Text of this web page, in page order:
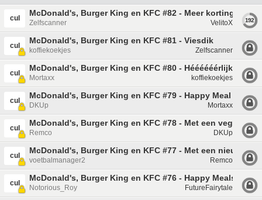
cul
McDonald's, Burger King en KFC #82 - Meer korting a.u.b.
Zelfscanner VelitoX 192
cul
McDonald's, Burger King en KFC #81 - Viesdik
koffiekoekjes Zelfscanner
cul
McDonald's, Burger King en KFC #80 - Héééééérlijk
Mortaxx koffiekoekjes
cul
McDonald's, Burger King en KFC #79 - Happy Meal
DKUp Mortaxx
cul
McDonald's, Burger King en KFC #78 - Met een vega
Remco DKUp
cul
McDonald's, Burger King en KFC #77 - Met een nieuwe
voetbalmanager2 Remco
cul
McDonald's, Burger King en KFC #76 - Happy Meals voor
Notorious_Roy FutureFairytale